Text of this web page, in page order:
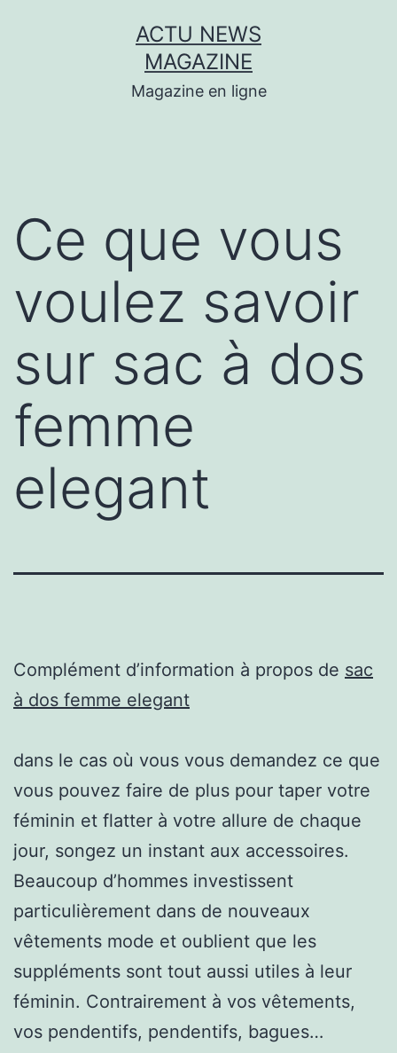
ACTU NEWS
MAGAZINE
Magazine en ligne
Ce que vous
voulez savoir
sur sac à dos
femme
elegant
Complément d’information à propos de sac
à dos femme elegant
dans le cas où vous vous demandez ce que
vous pouvez faire de plus pour taper votre
féminin et flatter à votre allure de chaque
jour, songez un instant aux accessoires.
Beaucoup d’hommes investissent
particulièrement dans de nouveaux
vêtements mode et oublient que les
suppléments sont tout aussi utiles à leur
féminin. Contrairement à vos vêtements,
vos pendentifs, pendentifs, bagues…